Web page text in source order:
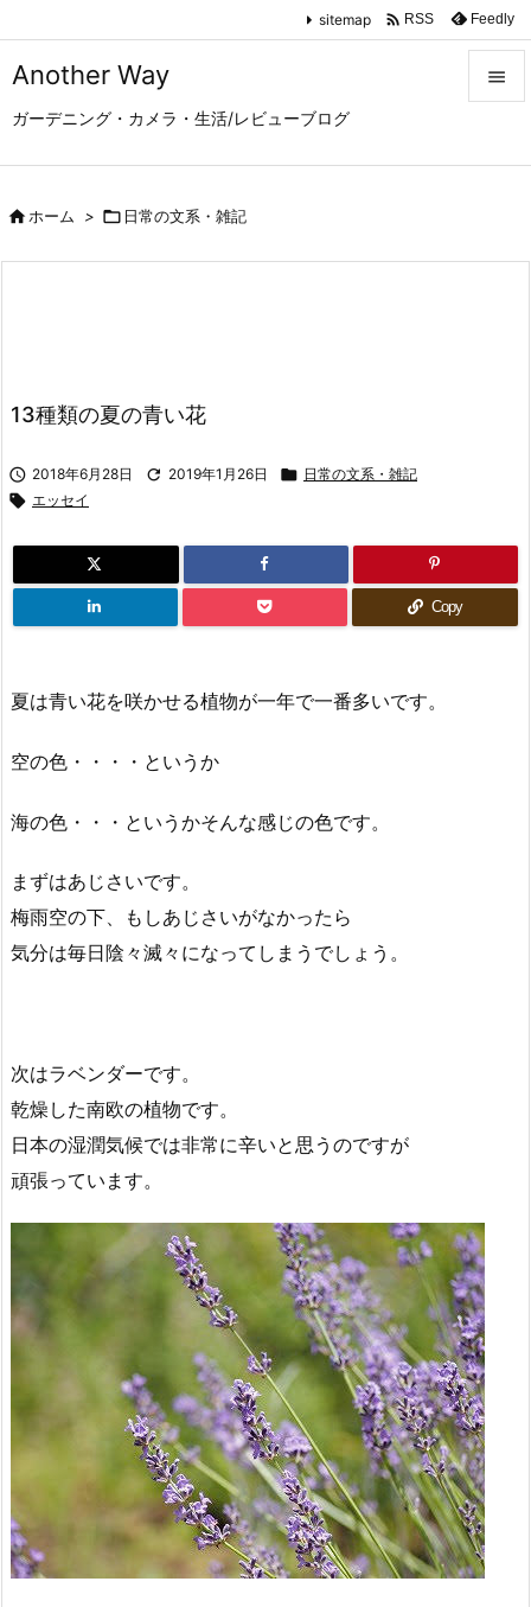
Another Way
ガーデニング・カメラ・生活/レビューブログ

sitemap  RSS Feedly
ホーム >  日常の文系・雑記
13種類の夏の青い花
 2018年6月28日  2019年1月26日  日常の文系・雑記
 エッセイ
Copy
夏は青い花を咲かせる植物が一年で一番多いです。
空の色・・・・というか
海の色・・・というかそんな感じの色です。
まずはあじさいです。
梅雨空の下、もしあじさいがなかったら
気分は毎日陰々滅々になってしまうでしょう。
次はラベンダーです。
乾燥した南欧の植物です。
日本の湿潤気候では非常に辛いと思うのですが
頑張っています。